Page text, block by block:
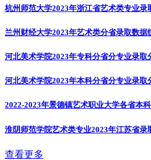
杭州师范大学2023年浙江省艺术类专业录
兰州财经大学2023年艺术类分省录取数据
河北美术学院2023年专科分省分专业录取
河北美术学院2023年本科分省分专业录取
2022-2023年景德镇艺术职业大学各省本
淮阴师范学院艺术类专业2023年江苏省录
查看更多